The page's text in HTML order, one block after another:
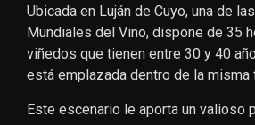
Ubicada en Luján de Cuyo, una de
Mundiales del Vino, dispone de 35
viñedos que tienen entre 30 y 40
está emplazada dentro de la misma
Este escenario le aporta un valioso